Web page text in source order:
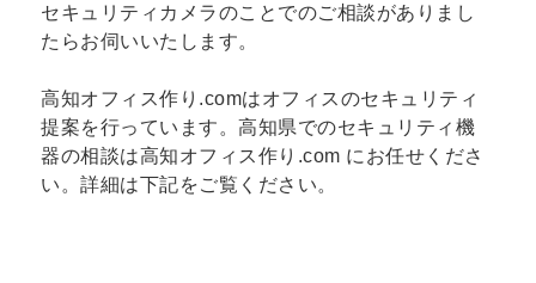
セキュリティカメラのことでのご相談がありまし
たらお伺いいたします。
高知オフィス作り.comはオフィスのセキュリティ
提案を行っています。高知県でのセキュリティ機
器の相談は高知オフィス作り.com にお任せくださ
い。詳細は下記をご覧ください。